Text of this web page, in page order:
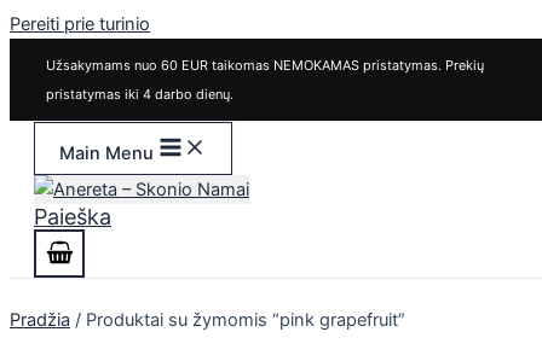
Pereiti prie turinio
Užsakymams nuo 60 EUR taikomas NEMOKAMAS pristatymas. Prekių
pristatymas iki 4 darbo dienų.
Main Menu
Paieška
Pradžia / Produktai su žymomis “pink grapefruit”